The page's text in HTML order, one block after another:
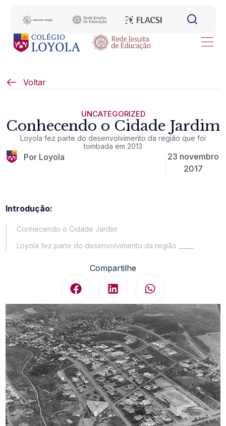
Voltar
UNCATEGORIZED
Conhecendo o Cidade Jardim
Loyola fez parte do desenvolvimento da região que foi
tombada em 2013
Por Loyola
23 novembro
2017
Introdução:
Conhecendo o Cidade Jardim
Loyola fez parte do desenvolvimento da região _____
Compartilhe